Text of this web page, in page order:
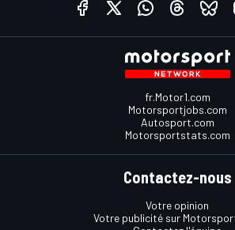
fr.Motor1.com
Motorsportjobs.com
Autosport.com
Motorsportstats.com
Contactez-nous
Votre opinion
Votre publicité sur